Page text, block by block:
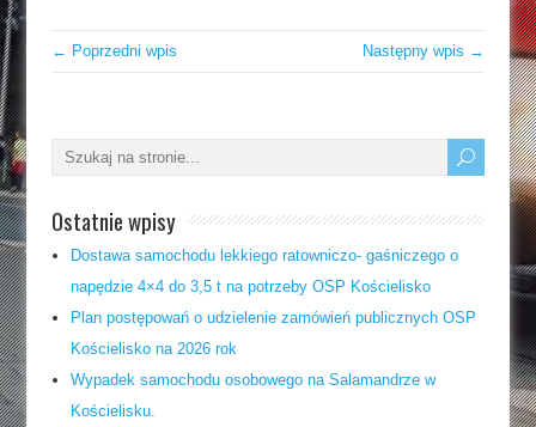
← Poprzedni wpis Następny wpis →
Ostatnie wpisy
Dostawa samochodu lekkiego ratowniczo- gaśniczego o
napędzie 4×4 do 3,5 t na potrzeby OSP Kościelisko
Plan postępowań o udzielenie zamówień publicznych OSP
Kościelisko na 2026 rok
Wypadek samochodu osobowego na Salamandrze w
Kościelisku.